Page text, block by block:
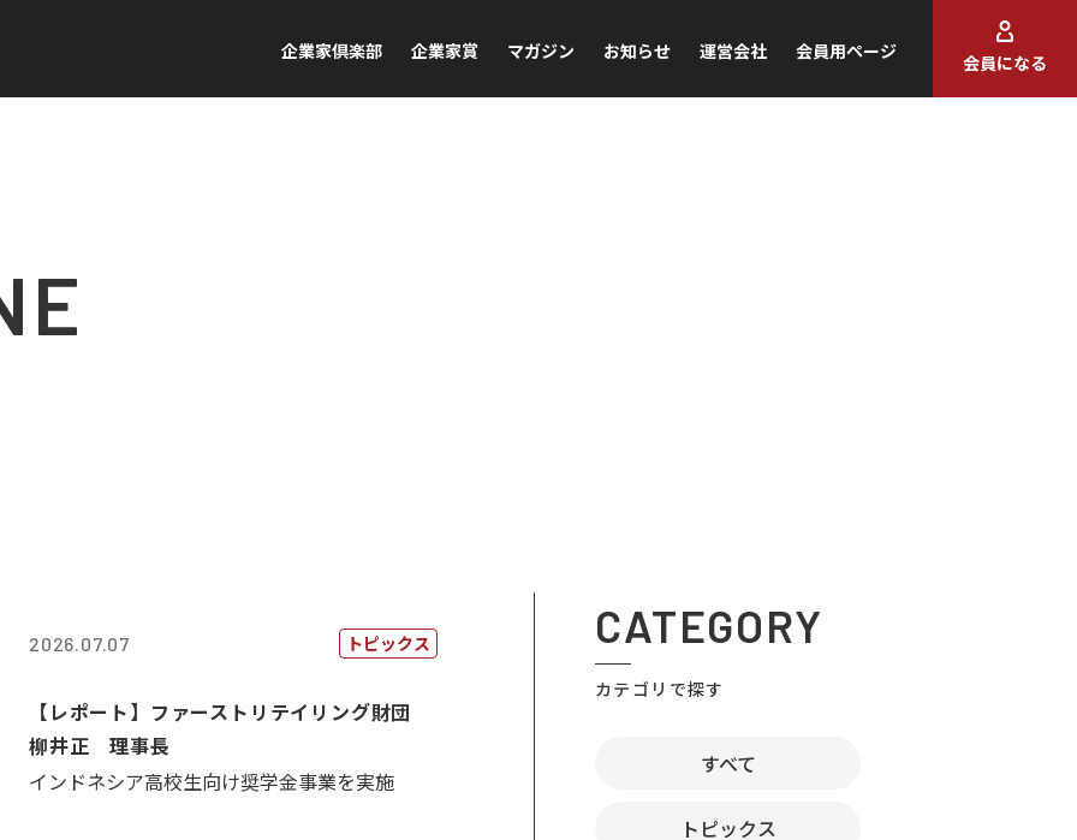
企業家倶楽部 企業家賞 マガジン お知らせ 運営会社 会員用ページ
会員になる
2026.07.07 トピックス
【レポート】ファーストリテイリング財団
柳井正 理事長
インドネシア高校生向け奨学金事業を実施
CATEGORY
カテゴリで探す
すべて
トピックス